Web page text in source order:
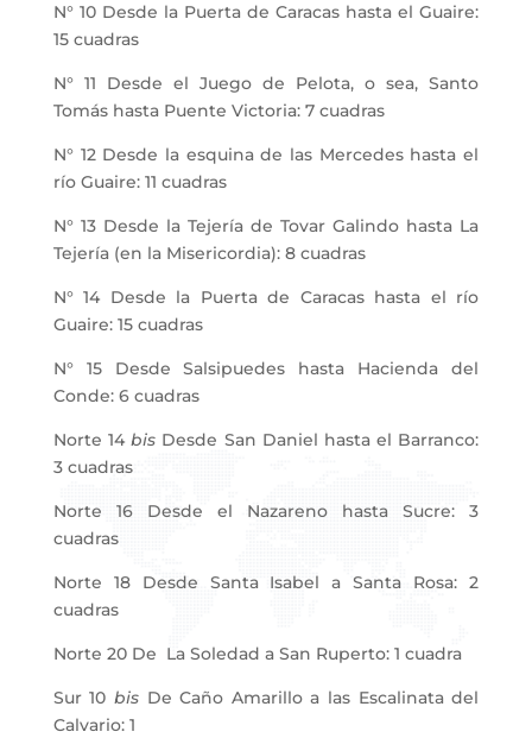
N° 10 Desde la Puerta de Caracas hasta el Guaire:
15 cuadras
N° 11 Desde el Juego de Pelota, o sea, Santo
Tomás hasta Puente Victoria: 7 cuadras
N° 12 Desde la esquina de las Mercedes hasta el
río Guaire: 11 cuadras
N° 13 Desde la Tejería de Tovar Galindo hasta La
Tejería (en la Misericordia): 8 cuadras
N° 14 Desde la Puerta de Caracas hasta el río
Guaire: 15 cuadras
N° 15 Desde Salsipuedes hasta Hacienda del
Conde: 6 cuadras
Norte 14bis Desde San Daniel hasta el Barranco:
3 cuadras
Norte 16 Desde el Nazareno hasta Sucre: 3
cuadras
Norte 18 Desde Santa Isabel a Santa Rosa: 2
cuadras
Norte 20 De La Soledad a San Ruperto: 1 cuadra
Sur 10 bis De Caño Amarillo a las Escalinata del
Calvario: 1